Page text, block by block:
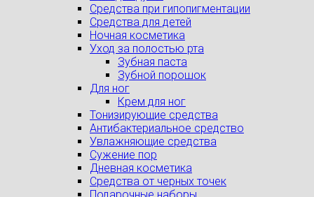
Средства при гипопигментации
Средства для детей
Ночная косметика
Уход за полостью рта
Зубная паста
Зубной порошок
Для ног
Крем для ног
Тонизирующие средства
Антибактериальное средство
Увлажняющие средства
Сужение пор
Дневная косметика
Средства от черных точек